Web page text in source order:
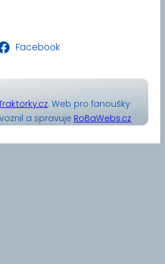
Facebook
. Web pro fanoušky
a spravuje RoBaWebs.cz